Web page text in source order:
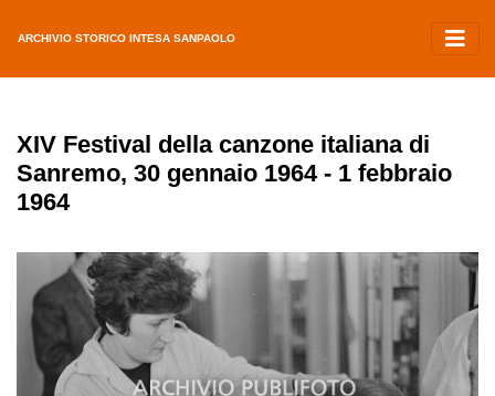
ARCHIVIO STORICO INTESA SANPAOLO
XIV Festival della canzone italiana di
Sanremo, 30 gennaio 1964 - 1 febbraio
1964